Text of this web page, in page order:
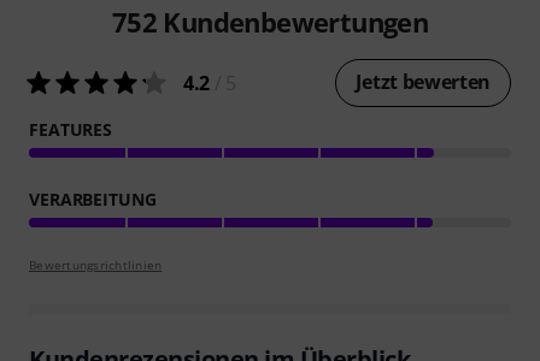
752 Kundenbewertungen
4.2 Jetzt bewerten
FEATURES
VERARBEITUNG
Bewertungsrichtlinien